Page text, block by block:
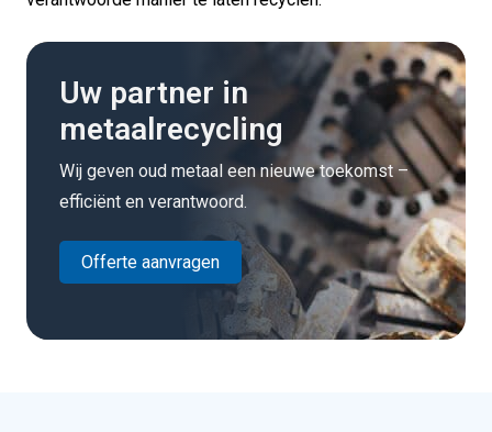
Uw partner in
metaalrecycling
Wij geven oud metaal een nieuwe toekomst –
efficiënt en verantwoord.
Offerte aanvragen